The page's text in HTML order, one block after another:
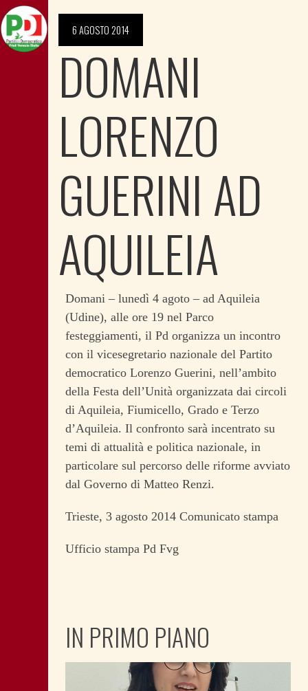
6 AGOSTO 2014
DOMANI
LORENZO
GUERINI AD
AQUILEIA
Domani – lunedì 4 agoto – ad Aquileia
(Udine), alle ore 19 nel Parco
festeggiamenti, il Pd organizza un incontro
con il vicesegretario nazionale del Partito
democratico Lorenzo Guerini, nell’ambito
della Festa dell’Unità organizzata dai circoli
di Aquileia, Fiumicello, Grado e Terzo
d’Aquileia. Il confronto sarà incentrato su
temi di attualità e politica nazionale, in
particolare sul percorso delle riforme avviato
dal Governo di Matteo Renzi.
Trieste, 3 agosto 2014 Comunicato stampa
Ufficio stampa Pd Fvg
IN PRIMO PIANO